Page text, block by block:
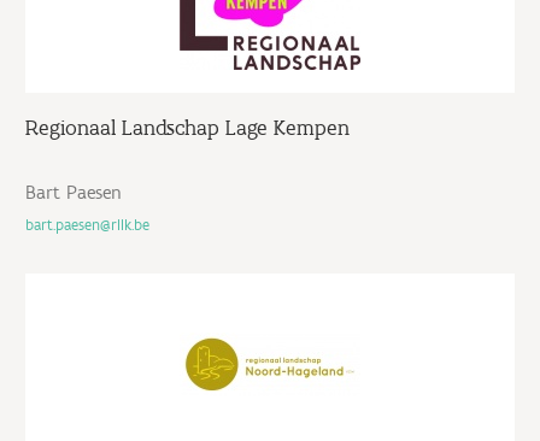
Regionaal Landschap Lage Kempen
Bart Paesen
bart.paesen@rllk.be